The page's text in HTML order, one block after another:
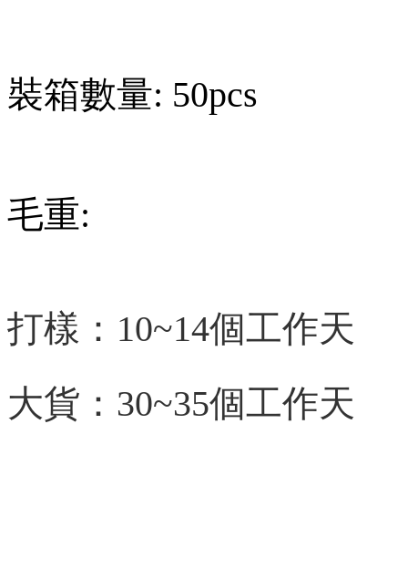
裝箱數量: 50pcs
毛重:
打樣：10~14個工作天
大貨：30~35個工作天